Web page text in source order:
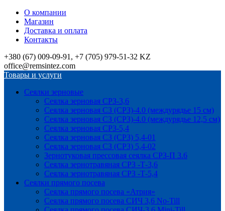
О компании
Магазин
Доставка и оплата
Контакты
+380 (67) 009-09-91, +7 (705) 979-51-32 KZ
office@remsintez.com
Товары и услуги
Сеялки зерновые
Сеялка зерновая СРЗ-3,6
Сеялка зерновая СЗ (СРЗ)-4.0 (междурядье 15 см)
Сеялка зерновая СЗ (СРЗ)-4.0 (междурядье 12,5 см)
Сеялка зерновая СРЗ-5,4
Сеялка зерновая СЗ (СРЗ) 5,4-01
Сеялка зерновая СЗ (СРЗ) 5,4-02
Зернотуковая прессовая сеялка СРЗ-П 3.6
Сеялка зернотравяная СРЗ -Т-3,6
Сеялка зернотравяная СРЗ -Т-5,4
Сеялки прямого посева
Сеялка прямого посева «Атрия»
Сеялка прямого посева СИЧ 3,6 No-Till